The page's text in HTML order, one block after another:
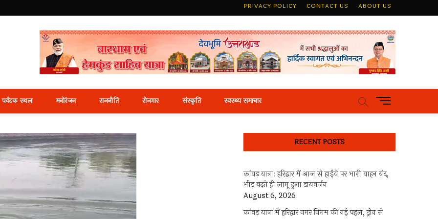
PRIVACY POLICY CONTACT US ABOUT US
News Portal
पर्यटक स्थल मनोरंजन राजनीति रोजगार संस्कृति स्वस्थ्य समाचार
M
e
u
u
t
RECENT POSTS
कांवड़ यात्रा: हरिद्वार में आज से हाईवे पर भारी वाहन बंद,
भीड़ बढ़ते ही लागू हुआ डायवर्जन
August 6, 2026
कांवड़ यात्रा में हरिद्वार नगर निगम की नई पहल, ड्रोन से